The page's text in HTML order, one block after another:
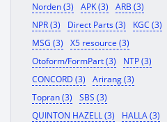
Norden (3)
APK (3)
ARB (3)
NPR (3)
Direct Parts (3)
KGC (3)
MSG (3)
X5 resource (3)
Otoform/FormPart (3)
NTP (3)
CONCORD (3)
Arirang (3)
Topran (3)
SBS (3)
QUINTON HAZELL (3)
HALLA (3)